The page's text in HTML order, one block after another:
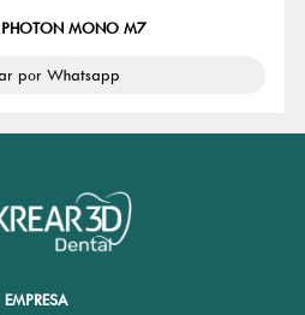
PHOTON MONO M7
por Whatsapp
EMPRESA